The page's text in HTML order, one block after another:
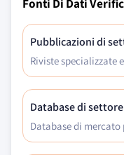
Pubblicazioni di
Riviste specializzate
Database di settore
Database di